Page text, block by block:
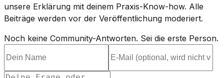
unsere Erklärung mit deinem Praxis-Know-how. Alle
Beiträge werden vor der Veröffentlichung moderiert.
Noch keine Community-Antworten. Sei die erste Person.